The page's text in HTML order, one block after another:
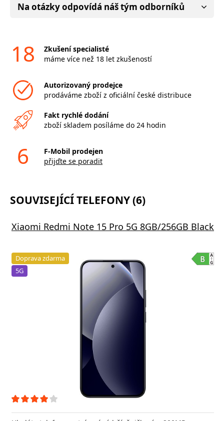
Na otázky odpovídá náš tým odborníků
18
Zkušení specialisté
máme více než 18 let zkušeností
Autorizovaný prodejce
prodáváme zboží z oficiální české distribuce
Fakt rychlé dodání
zboží skladem posíláme do 24 hodin
6
F-Mobil prodejen
přijďte se poradit
SOUVISEJÍCÍ TELEFONY (6)
Xiaomi Redmi Note 15 Pro 5G 8GB/256GB Black
Doprava zdarma
5G